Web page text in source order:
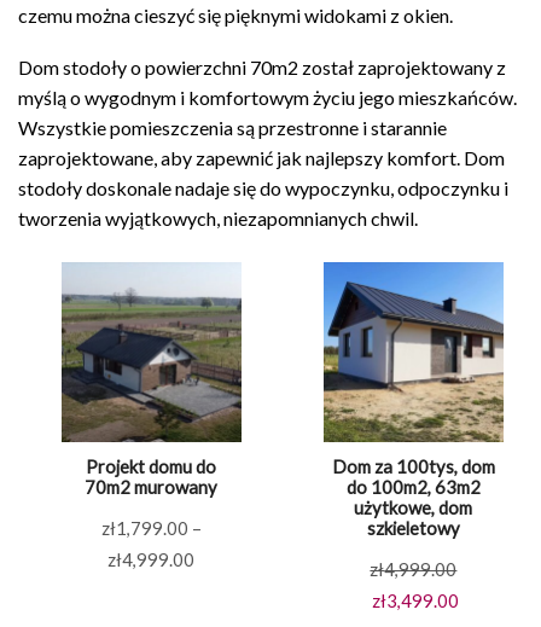
czemu można cieszyć się pięknymi widokami z okien.
Dom stodoły o powierzchni 70m2 został zaprojektowany z
myślą o wygodnym i komfortowym życiu jego mieszkańców.
Wszystkie pomieszczenia są przestronne i starannie
zaprojektowane, aby zapewnić jak najlepszy komfort. Dom
stodoły doskonale nadaje się do wypoczynku, odpoczynku i
tworzenia wyjątkowych, niezapomnianych chwil.
Projekt domu do
70m2 murowany
zł1,799.00 –
zł4,999.00
Dom za 100tys, dom
do 100m2, 63m2
użytkowe, dom
szkieletowy
zł4,999.00Pierwotna
cena
zł3,499.00Aktualna